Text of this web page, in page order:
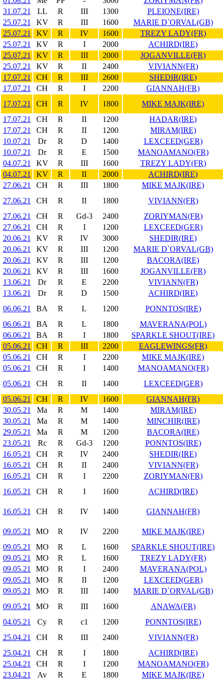
31.07.21
LL R III 1300
PLEIONE(IRE)
25.07.21
KV R III 1600
MARIE D`ORVAL(GB)
25.07.21
KV R IV 1600
TREZY LADY(FR)
25.07.21
KV R I 2000
ACHIRD(IRE)
25.07.21
KV R III 2000
JOGANVILLE(FR)
25.07.21
KV R II 2400
VIVIANN(FR)
17.07.21
CH R III 2600
SHEDIR(IRE)
17.07.21
CH R I 2200
GIANNAH(FR)
17.07.21
CH R IV 1800
MIKE MAJK(IRE)
17.07.21
CH R II 1200
HADAR(IRE)
17.07.21
CH R II 1200
MIRAM(IRE)
10.07.21
Dr R D 1400
LEXCEED(GER)
10.07.21
Dr R E 1500
MANOAMANO(FR)
04.07.21
KV R III 1600
TREZY LADY(FR)
04.07.21
KV R II 2000
ACHIRD(IRE)
27.06.21
CH R III 1800
MIKE MAJK(IRE)
27.06.21
CH R II 1800
VIVIANN(FR)
27.06.21
CH R Gd-3 2400
ZORIYMAN(FR)
27.06.21
CH R I 1200
LEXCEED(GER)
20.06.21
KV R IV 3000
SHEDIR(IRE)
20.06.21
KV R III 1200
MARIE D`ORVAL(GB)
20.06.21
KV R III 1200
BACORA(IRE)
20.06.21
KV R III 1600
JOGANVILLE(FR)
13.06.21
Dr R E 2200
VIVIANN(FR)
13.06.21
Dr R D 1500
ACHIRD(IRE)
06.06.21
BA R L 1200
PONNTOS(IRE)
06.06.21
BA R L 1800
MAVERANA(POL)
06.06.21
BA R I 1800
SPARKLE SHOUT(IRE)
05.06.21
CH R III 2200
EAGLEWINGS(FR)
05.06.21
CH R I 2200
MIKE MAJK(IRE)
05.06.21
CH R I 1400
MANOAMANO(FR)
05.06.21
CH R II 1400
LEXCEED(GER)
05.06.21
CH R IV 1600
GIANNAH(FR)
30.05.21
Ma R M 1400
MIRAM(IRE)
30.05.21
Ma R M 1400
MINCHIR(IRE)
29.05.21
Ma R M 1200
BACORA(IRE)
23.05.21
Rc R Gd-3 1200
PONNTOS(IRE)
16.05.21
CH R IV 2400
SHEDIR(IRE)
16.05.21
CH R II 2400
VIVIANN(FR)
16.05.21
CH R I 2200
ZORIYMAN(FR)
16.05.21
CH R I 1600 ACHIRD(IRE)
16.05.21 CH R IV 1400 GIANNAH(FR)
09.05.21 MO R IV 2200
MIKE MAJK(IRE)
09.05.21
MO R L 1600
SPARKLE SHOUT(IRE)
09.05.21
MO R L 1600
TREZY LADY(FR)
09.05.21
MO R I 2400
MAVERANA(POL)
09.05.21
MO R II 1200
LEXCEED(GER)
09.05.21
MO R III 1400
MARIE D`ORVAL(GB)
09.05.21
MO R III 1600
ANAWA(FR)
04.05.21
Cy R c1 1200
PONNTOS(IRE)
25.04.21
CH R III 2400
VIVIANN(FR)
25.04.21
CH R I 1800
ACHIRD(IRE)
25.04.21
CH R I 1200
MANOAMANO(FR)
23.04.21
Av R E 1800
MIKE MAJK(IRE)